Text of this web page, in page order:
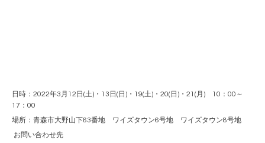
日時：2022年3月12日(土)・13日(日)・19(土)・20(日)・21(月) 10：00～
17：00
場所：青森市大野山下63番地 ワイズタウン6号地 ワイズタウン8号地
お問い合わせ先